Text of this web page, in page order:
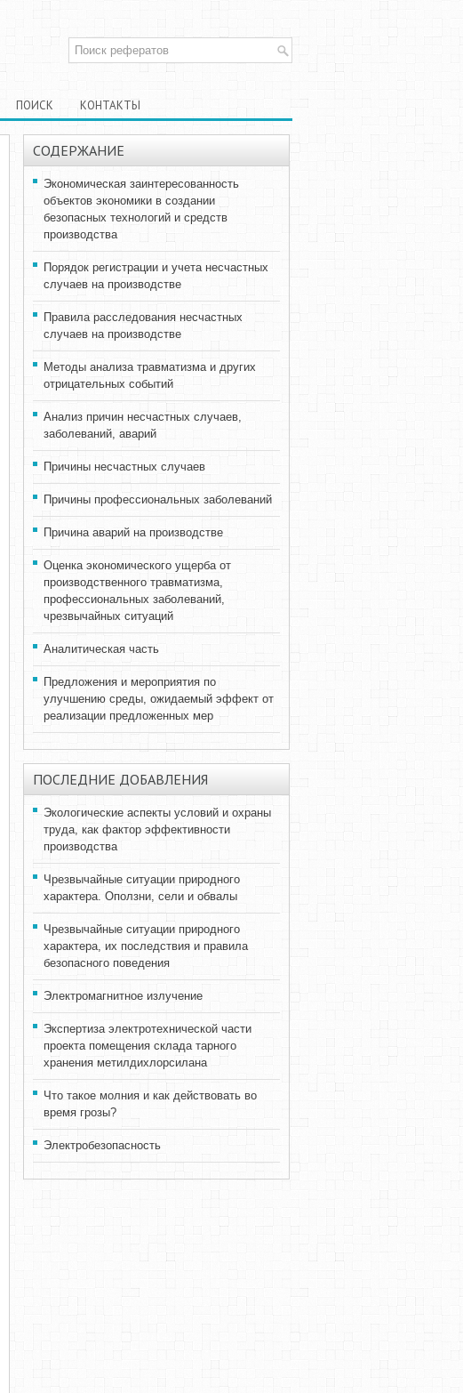
ПОИСК КОНТАКТЫ
СОДЕРЖАНИЕ
Экономическая заинтересованность
объектов экономики в создании
безопасных технологий и средств
производства
Порядок регистрации и учета несчастных
случаев на производстве
Правила расследования несчастных
случаев на производстве
Методы анализа травматизма и других
отрицательных событий
Анализ причин несчастных случаев,
заболеваний, аварий
Причины несчастных случаев
Причины профессиональных заболеваний
Причина аварий на производстве
Оценка экономического ущерба от
производственного травматизма,
профессиональных заболеваний,
чрезвычайных ситуаций
Аналитическая часть
Предложения и мероприятия по
улучшению среды, ожидаемый эффект от
реализации предложенных мер
ПОСЛЕДНИЕ ДОБАВЛЕНИЯ
Экологические аспекты условий и охраны
труда, как фактор эффективности
производства
Чрезвычайные ситуации природного
характера. Оползни, сели и обвалы
Чрезвычайные ситуации природного
характера, их последствия и правила
безопасного поведения
Электромагнитное излучение
Экспертиза электротехнической части
проекта помещения склада тарного
хранения метилдихлорсилана
Что такое молния и как действовать во
время грозы?
Электробезопасность